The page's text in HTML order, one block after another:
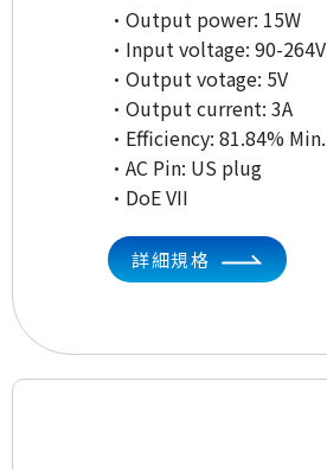
·Output power: 15W
·Input voltage: 90-264V
·Output votage: 5V
·Output current: 3A
·Efficiency: 81.84% Min.
·AC Pin: US plug
·DoE VII
詳細規格